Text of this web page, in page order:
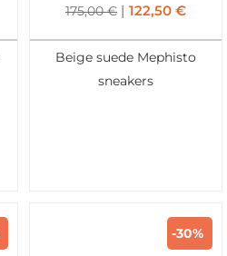
175,00€ 122,50 €
Beige suede Mephisto
sneakers
-30%